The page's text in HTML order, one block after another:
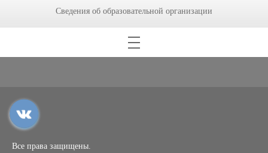
Сведения об образовательной организации
Все права защищены.